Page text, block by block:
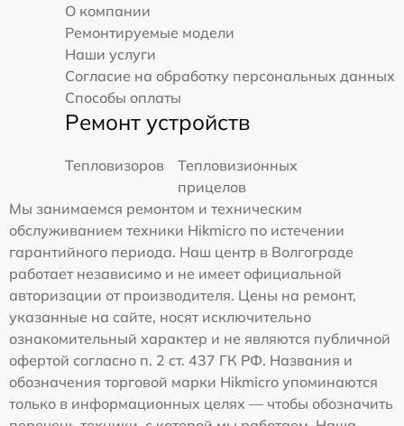
О компании
Ремонтируемые модели
Наши услуги
Согласие на обработку персональных данных
Способы оплаты
Ремонт устройств
Тепловизоров
Тепловизионных
прицелов
Мы занимаемся ремонтом и техническим
обслуживанием техники Hikmicro по истечении
гарантийного периода. Наш центр в Волгограде
работает независимо и не имеет официальной
авторизации от производителя. Цены на ремонт,
указанные на сайте, носят исключительно
ознакомительный характер и не являются публичной
офертой согласно п. 2 ст. 437 ГК РФ. Названия и
обозначения торговой марки Hikmicro упоминаются
только в информационных целях — чтобы обозначить